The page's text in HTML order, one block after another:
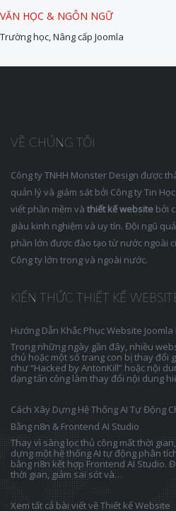
VĂN HỌC & NGÔN NGỮ
Trường học, Nâng cấp Joomla
VỀ CHÚNG TÔI
Công ty TNHH Monster Design được
quản lý và giám sát bởi Công ty Tin
viết phần mềm và thiết kế website bởi
giàu kinh nghiệm và uy tín. Đội ngũ
phần lớn được đào tạo từ nước ngoài
Công ty lớn trong và ngoài nước.
KIẾN THỨC THIẾT KẾ
Hướng Dẫn Khắc Phục Website
Trong những ngày gần đây, nhiều
chủ hoặc một số trang con bị thay đổi
như “Hacked by AntonKill” hoặc nội
dạng tấn công làm thay đổi nội dung
Cách Xây Dựng Hệ Thống AI Tự Động
Bằng n8n & Frontend AI Studio
Thay vì sàng lọc thủ công mất thời
dựng một hệ thống AI tự động phân
bằng n8n kết hợp Frontend AI Studio.
thời gian, giảm sai sót và…
Xem tất cả bài viết về Thiết kế Website